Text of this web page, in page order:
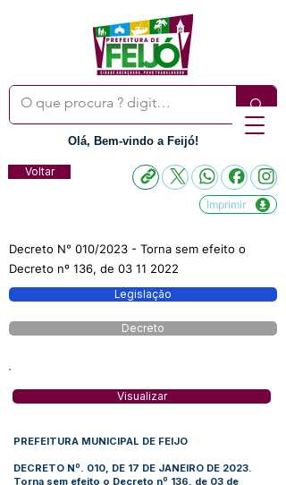
Olá, Bem-vindo a Feijó!
Voltar
Imprimir
Decreto N° 010/2023 - Torna sem efeito o
Decreto nº 136, de 03 11 2022
Legislação
Decreto
Visualizar
PREFEITURA MUNICIPAL DE FEIJO
DECRETO Nº. 010, DE 17 DE JANEIRO DE 2023.
Torna sem efeito o Decreto nº 136, de 03 de